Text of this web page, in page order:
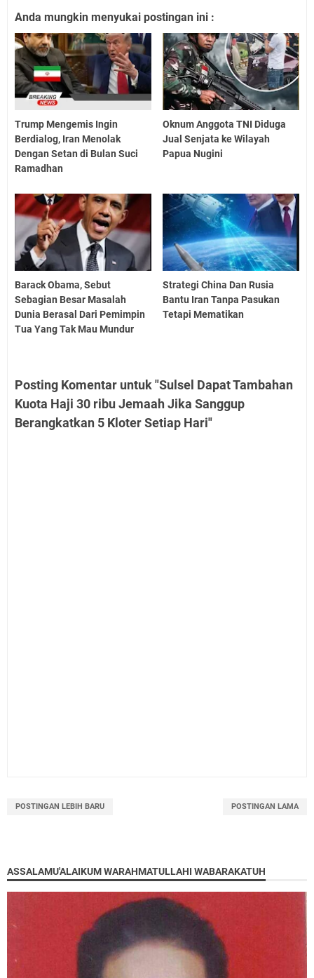
Anda mungkin menyukai postingan ini :
Trump Mengemis Ingin
Berdialog, Iran Menolak
Dengan Setan di Bulan Suci
Ramadhan
Oknum Anggota TNI Diduga
Jual Senjata ke Wilayah
Papua Nugini
Barack Obama, Sebut
Sebagian Besar Masalah
Dunia Berasal Dari Pemimpin
Tua Yang Tak Mau Mundur
Strategi China Dan Rusia
Bantu Iran Tanpa Pasukan
Tetapi Mematikan
Posting Komentar untuk "Sulsel Dapat Tambahan
Kuota Haji 30 ribu Jemaah Jika Sanggup
Berangkatkan 5 Kloter Setiap Hari"
POSTINGAN LEBIH BARU POSTINGAN LAMA
ASSALAMU'ALAIKUM WARAHMATULLAHI WABARAKATUH